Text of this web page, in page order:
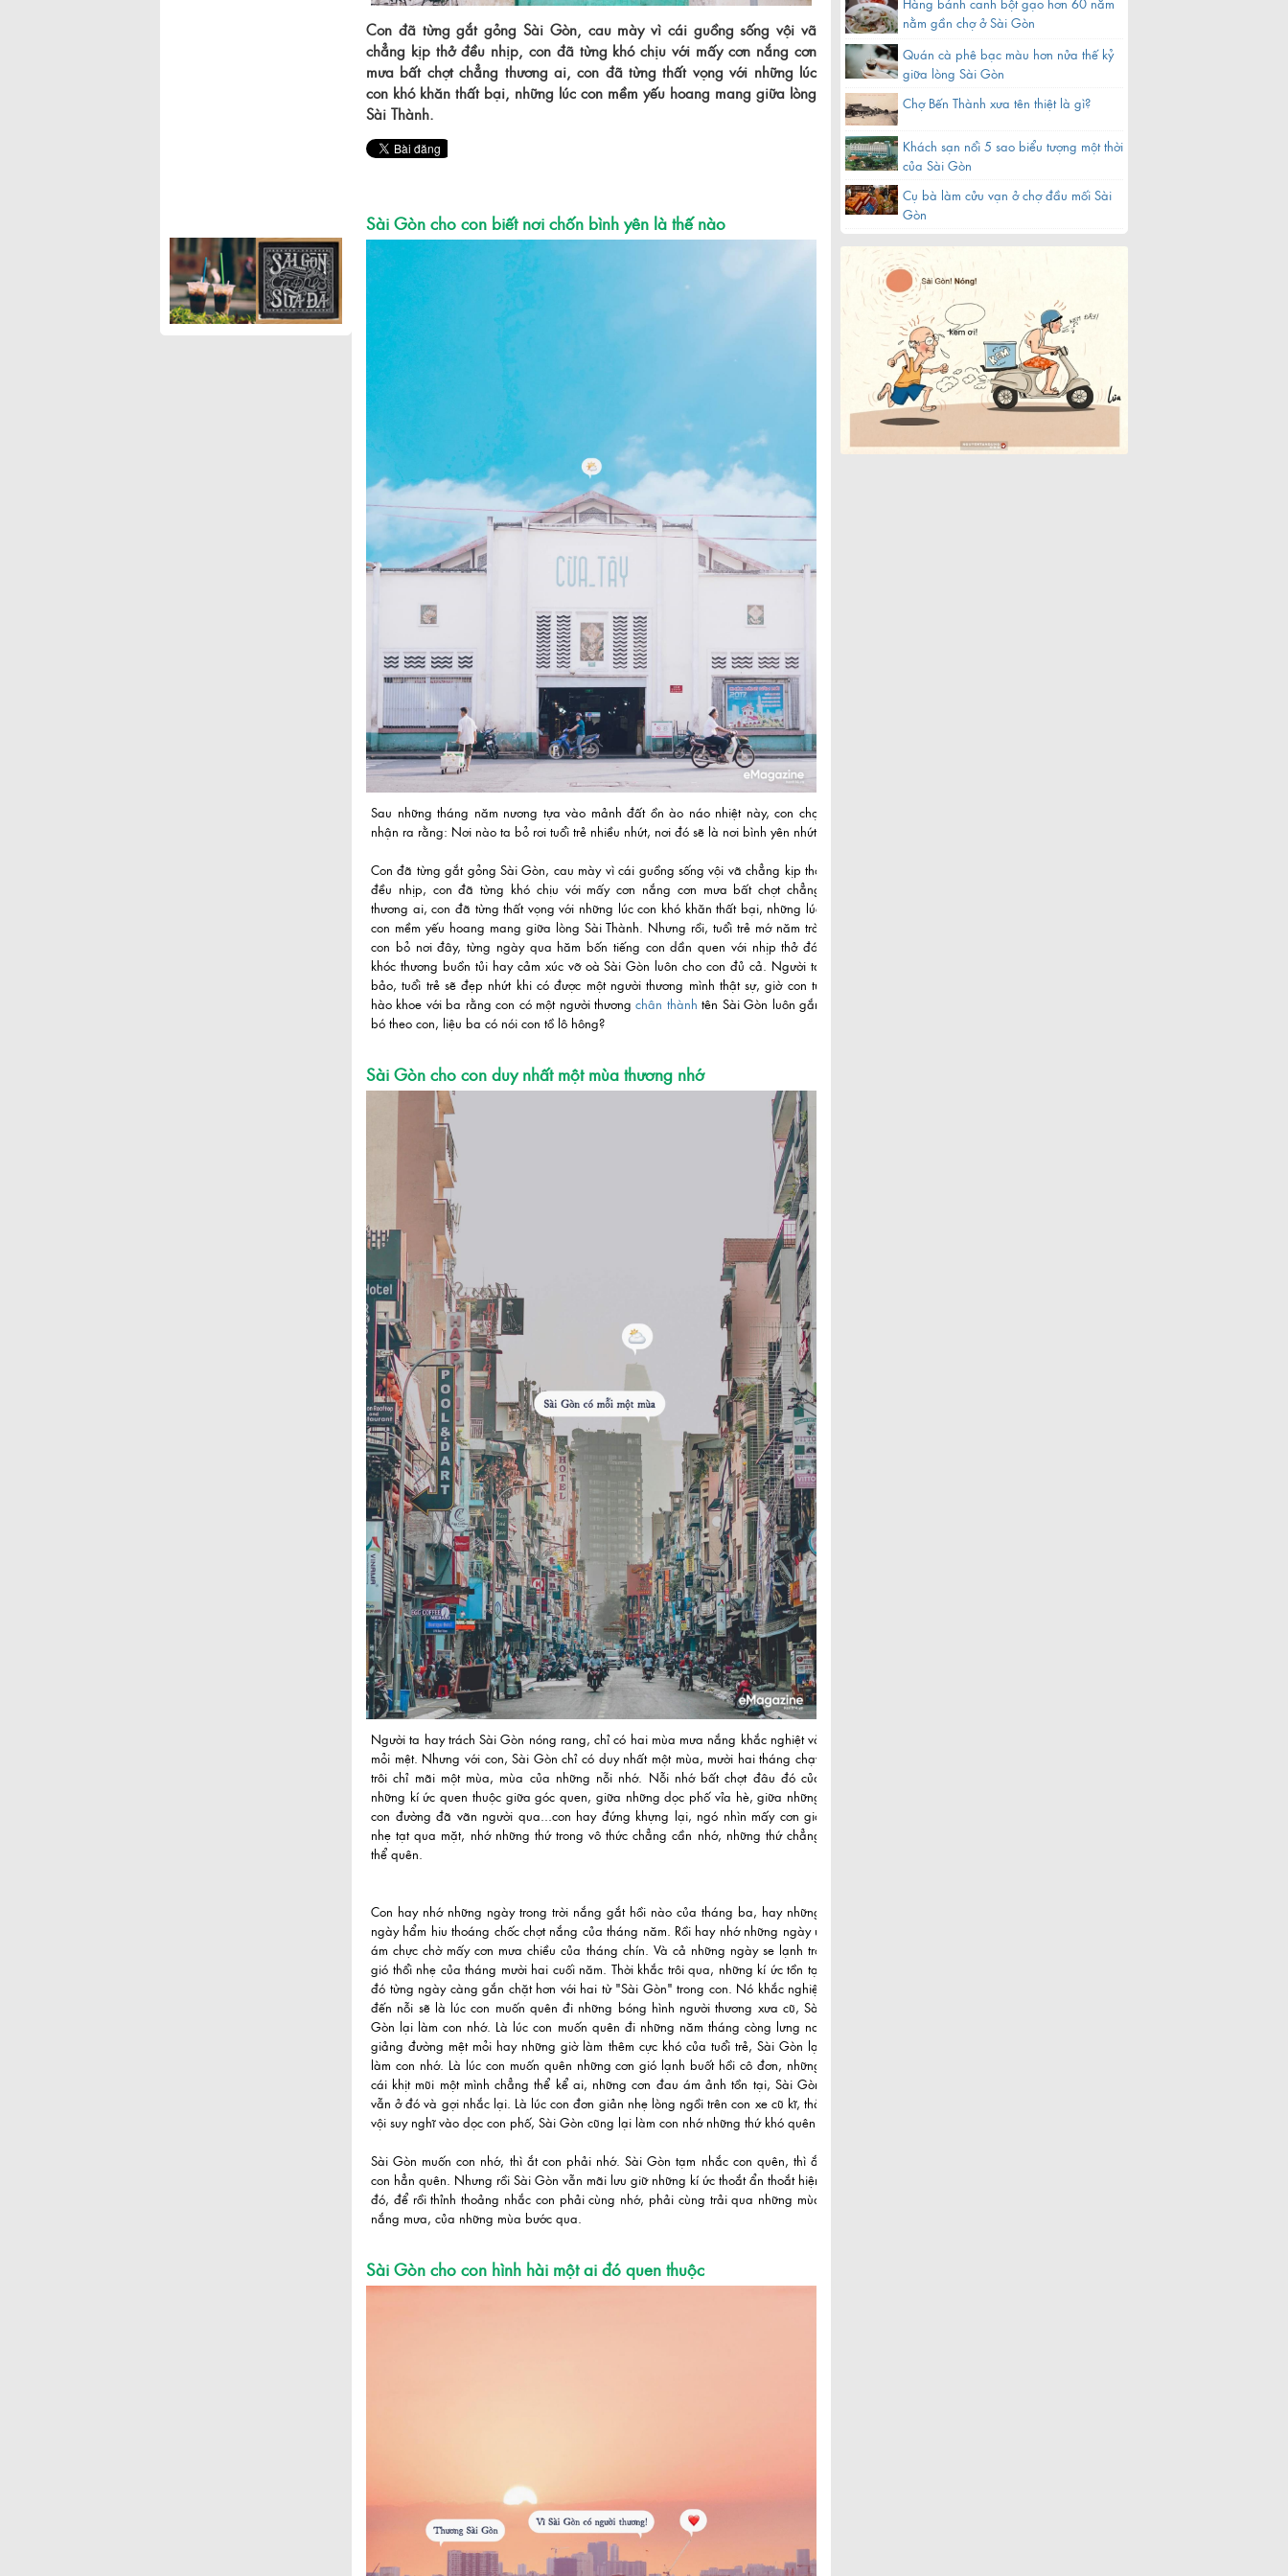
Con đã từng gắt gỏng Sài Gòn, cau mày vì cái guồng sống vội vã
chẳng kịp thở đều nhịp, con đã từng khó chịu với mấy cơn nắng cơn
mưa bất chợt chẳng thương ai, con đã từng thất vọng với những lúc
con khó khăn thất bại, những lúc con mềm yếu hoang mang giữa lòng
Sài Thành.
Sài Gòn cho con biết nơi chốn bình yên là thế nào
Sau những tháng năm nương tựa vào mảnh đất ồn ào náo nhiệt này, con chợt
nhận ra rằng: Nơi nào ta bỏ rơi tuổi trẻ nhiều nhứt, nơi đó sẽ là nơi bình yên nhứt.
Con đã từng gắt gỏng Sài Gòn, cau mày vì cái guồng sống vội vã chẳng kịp thở
đều nhịp, con đã từng khó chịu với mấy cơn nắng cơn mưa bất chợt chẳng
thương ai, con đã từng thất vọng với những lúc con khó khăn thất bại, những lúc
con mềm yếu hoang mang giữa lòng Sài Thành. Nhưng rồi, tuổi trẻ mớ năm trời
con bỏ nơi đây, từng ngày qua hăm bốn tiếng con dần quen với nhịp thở đó,
khóc thương buồn tủi hay cảm xúc vỡ oà Sài Gòn luôn cho con đủ cả. Người ta
bảo, tuổi trẻ sẽ đẹp nhứt khi có được một người thương mình thật sự, giờ con tự
hào khoe với ba rằng con có một người thươngchân thành tên Sài Gòn luôn gắn
bó theo con, liệu ba có nói con tồ lô hông?
Sài Gòn cho con duy nhất một mùa thương nhớ
Người ta hay trách Sài Gòn nóng rang, chỉ có hai mùa mưa nắng khắc nghiệt và
mỏi mệt. Nhưng với con, Sài Gòn chỉ có duy nhất một mùa, mười hai tháng chạy
trôi chỉ mãi một mùa, mùa của những nỗi nhớ. Nỗi nhớ bất chợt đâu đó của
những kí ức quen thuộc giữa góc quen, giữa những dọc phố vỉa hè, giữa những
con đường đã vãn người qua...con hay đứng khựng lại, ngó nhìn mấy cơn gió
nhẹ tạt qua mặt, nhớ những thứ trong vô thức chẳng cần nhớ, những thứ chẳng
thể quên.
Con hay nhớ những ngày trong trời nắng gắt hồi nào của tháng ba, hay những
ngày hẩm hiu thoáng chốc chợt nắng của tháng năm. Rồi hay nhớ những ngày u
ám chực chờ mấy cơn mưa chiều của tháng chín. Và cả những ngày se lạnh trở
gió thổi nhẹ của tháng mười hai cuối năm. Thời khắc trôi qua, những kí ức tồn tại
đó từng ngày càng gắn chặt hơn với hai từ "Sài Gòn" trong con. Nó khắc nghiệt
đến nỗi sẽ là lúc con muốn quên đi những bóng hình người thương xưa cũ, Sài
Gòn lại làm con nhớ. Là lúc con muốn quên đi những năm tháng còng lưng nơi
giảng đường mệt mỏi hay những giờ làm thêm cực khó của tuổi trẻ, Sài Gòn lại
làm con nhớ. Là lúc con muốn quên những cơn gió lạnh buốt hồi cô đơn, những
cái khịt mũi một mình chẳng thể kể ai, những cơn đau ám ảnh tồn tại, Sài Gòn
vẫn ở đó và gợi nhắc lại. Là lúc con đơn giản nhẹ lòng ngồi trên con xe cũ kĩ, thả
vội suy nghĩ vào dọc con phố, Sài Gòn cũng lại làm con nhớ những thứ khó quên.
Sài Gòn muốn con nhớ, thì ắt con phải nhớ. Sài Gòn tạm nhắc con quên, thì ắt
con hẳn quên. Nhưng rồi Sài Gòn vẫn mãi lưu giữ những kí ức thoắt ẩn thoắt hiện
đó, để rồi thỉnh thoảng nhắc con phải cùng nhớ, phải cùng trải qua những mùa
nắng mưa, của những mùa bước qua.
Sài Gòn cho con hình hài một ai đó quen thuộc
nằm gần chợ ở Sài Gòn
Quán cà phê bạc màu hơn nửa thế kỷ
giữa lòng Sài Gòn
Chợ Bến Thành xưa tên thiệt là gì?
Khách sạn nổi 5 sao biểu tượng một thời
của Sài Gòn
Cụ bà làm cửu vạn ở chợ đầu mối Sài
Gòn